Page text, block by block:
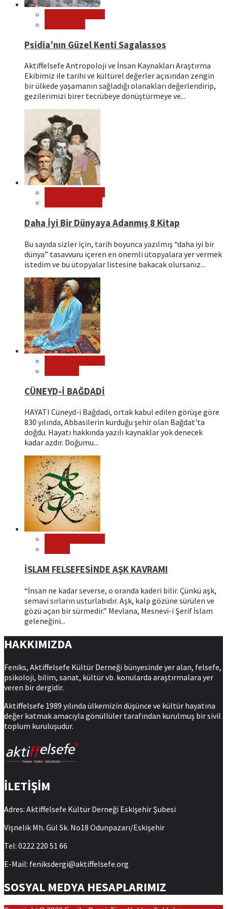
Psidia’nın Güzel Kenti Sagalassos
Aktiffelsefe Antropoloji ve İnsan Kaynakları Araştırma
Ekibimiz ile tarihi ve kültürel değerler açısından zengin
bir ülkede yaşamanın sağladığı olanakları değerlendirip,
gezilerimizi birer tecrübeye dönüştürmeye ve...
Daha İyi Bir Dünyaya Adanmış 8 Kitap
Bu sayıda sizler için, tarih boyunca yazılmış “daha iyi bir
dünya” tasavvuru içeren en önemli ütopyalara yer vermek
istedim ve bu ütopyalar listesine bakacak olursanız...
CÜNEYD-İ BAĞDADİ
HAYATI Cüneyd-i Bağdadi, ortak kabul edilen görüşe göre
830 yılında, Abbasilerin kurduğu şehir olan Bağdat'ta
doğdu. Hayatı hakkında yazılı kaynaklar yok denecek
kadar azdır. Doğumu...
İSLAM FELSEFESİNDE AŞK KAVRAMI
“İnsan ne kadar severse, o oranda kaderi bilir. Çünkü aşk,
semavi sırların usturlabıdır. Aşk, kalp gözüne sürülen ve
gözü açan bir sürmedir.” Mevlana, Mesnevi-i Şerif İslam
geleneğini...
HAKKIMIZDA
Feniks, Aktiffelsefe Kültür Derneği bünyesinde yer alan, felsefe,
psikoloji, bilim, sanat, kültür vb. konularda araştırmalara yer
veren bir dergidir.
Aktiffelsefe 1989 yılında ülkemizin düşünce ve kültür hayatına
değer katmak amacıyla gönüllüler tarafından kurulmuş bir sivil
toplum kuruluşudur.
İLETİŞİM
Adres: Aktiffelsefe Kültür Derneği Eskişehir Şubesi
Vişnelik Mh. Gül Sk. No18 Odunpazarı/Eskişehir
Tel: 0222 220 51 66
E-Mail: feniksdergi@aktiffelsefe.org
SOSYAL MEDYA HESAPLARIMIZ